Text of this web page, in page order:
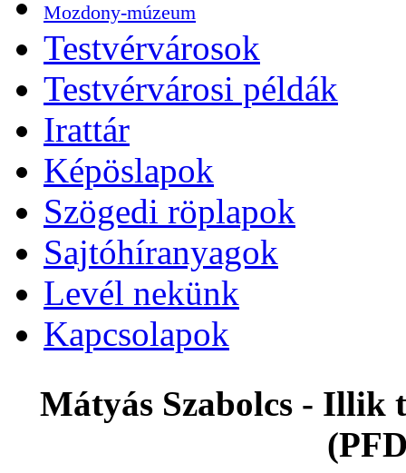
Mozdony-múzeum
Testvérvárosok
Testvérvárosi példák
Irattár
Képöslapok
Szögedi röplapok
Sajtóhíranyagok
Levél nekünk
Kapcsolapok
Mátyás Szabolcs - Illik